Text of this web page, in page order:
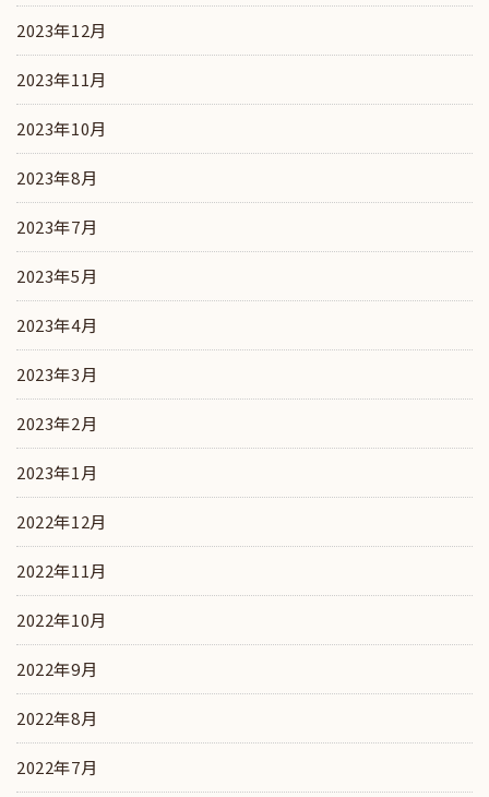
2023年12月
2023年11月
2023年10月
2023年8月
2023年7月
2023年5月
2023年4月
2023年3月
2023年2月
2023年1月
2022年12月
2022年11月
2022年10月
2022年9月
2022年8月
2022年7月